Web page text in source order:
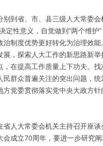
别到省、市、县三级人大常委
定性意义，自觉做到“两个维
治制度优势更好转化为治理效
展，探索人大工作的新思路新
，在提高工作质量上下功夫。
民群众普遍关注的突出问题，
方党委贯彻落实党中央大政方
省人大常委会机关主持召开座
会成立70周年，要进一步研究